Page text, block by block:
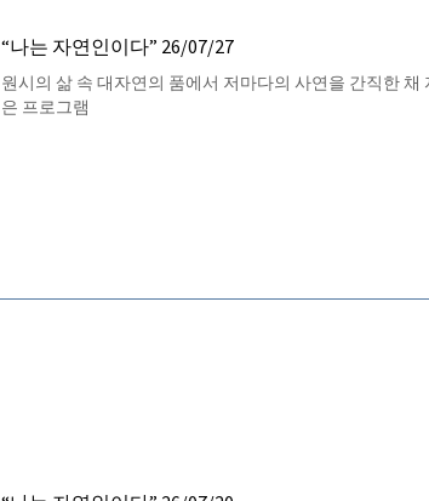
“나는 자연인이다” 26/07/27
원시의 삶 속 대자연의 품에서 저마다의 사연을 간직한
은 프로그램